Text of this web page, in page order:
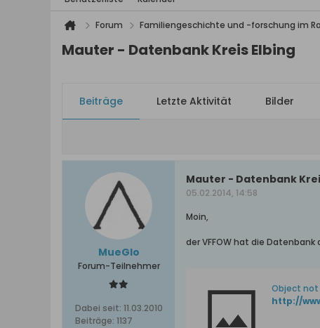
Forum Familiengeschichte und -forschung im
Mauter - Datenbank Kreis Elbing
Beiträge Letzte Aktivität Bilder
MueGlo
Forum-Teilnehmer
Dabei seit: 11.03.2010
Beiträge: 1137
Mauter - Datenbank
05.02.2014, 14:58
Moin,
der VFFOW hat die
Object
http://